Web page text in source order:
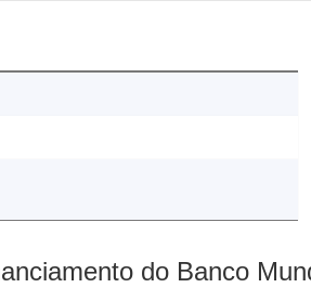
do Banco